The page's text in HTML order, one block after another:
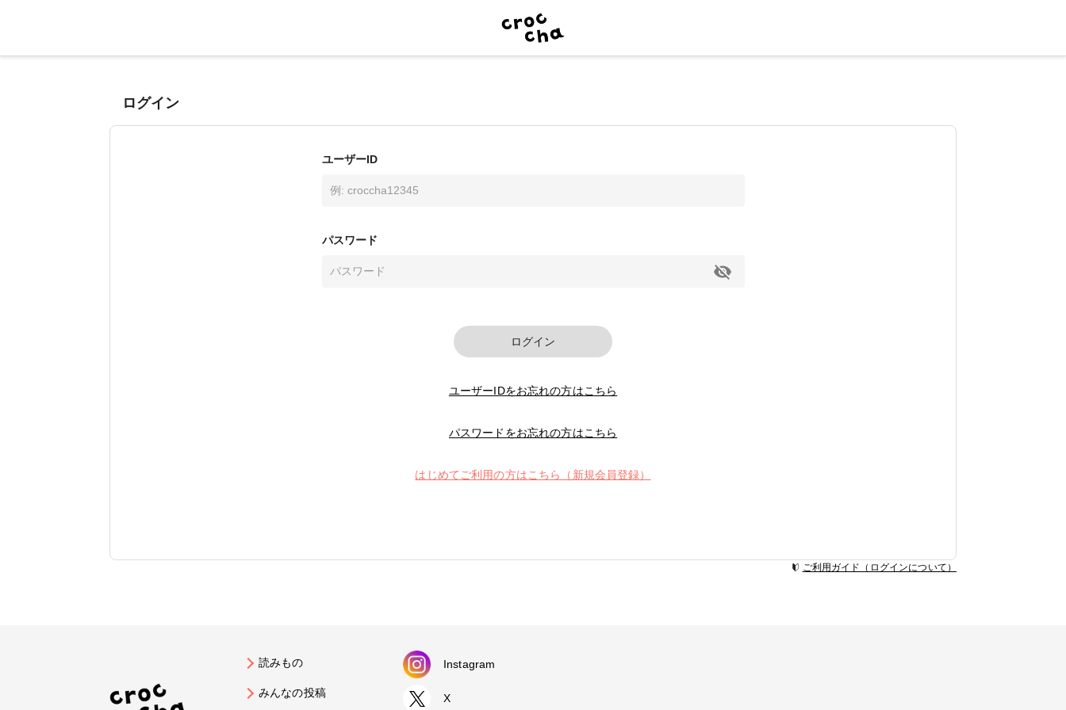
ログイン
ユーザーID
パスワード
ログイン
ユーザーIDをお忘れの方はこちら
パスワードをお忘れの方はこちら
はじめてご利用の方はこちら（新規会員登録）
ご利用ガイド（ログインについて）
読みもの
みんなの投稿
Instagram
X